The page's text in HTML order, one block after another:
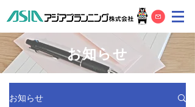
お知らせ
お知らせ